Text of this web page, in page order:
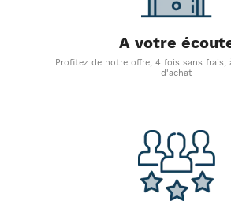
A votre
Profitez de notre offre, 4 fois sans frais,
d'achat